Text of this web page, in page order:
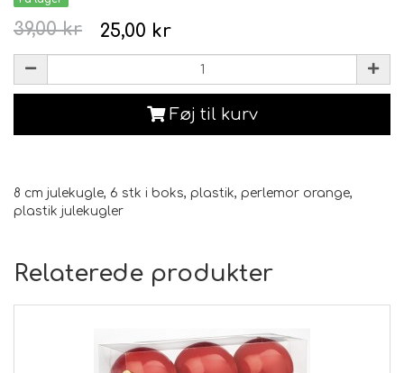
25,00 kr
39,00 kr
Føj til kurv
8 cm julekugle, 6 stk i boks, plastik, perlemor orange,
plastik julekugler
Relaterede produkter